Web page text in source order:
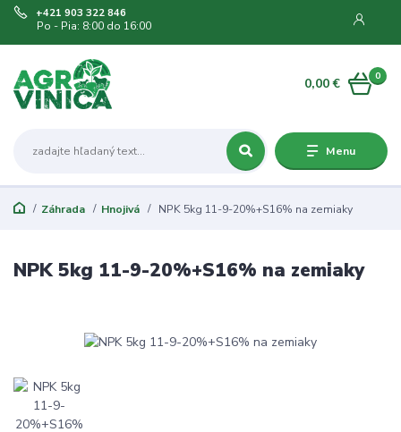
Menu
+421 903 322 846
Po - Pia: 8:00 do 16:00
0
0,00 €
Záhrada Hnojivá NPK 5kg 11-9-20%+S16% na zemiaky
NPK 5kg 11-9-20%+S16% na zemiaky